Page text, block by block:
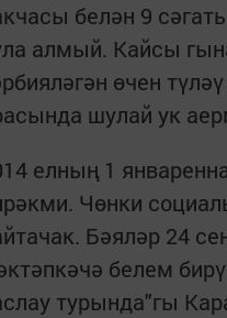
белән 9
алмый. Кайсы
өчен
шулай ук
елның 1
Чөнки
Бәяләр 24
белем
турында"гы